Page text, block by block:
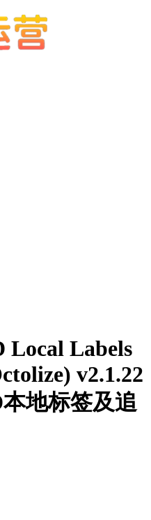
Local Labels
v2.1.22
地标签及追